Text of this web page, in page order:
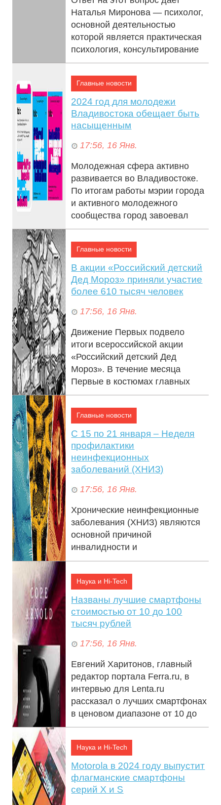
Наталья Миронова — психолог,
основной деятельностью
которой является практическая
психология, консультирование
населения и ...
Главные новости
2024 год для молодежи
Владивостока обещает быть
насыщенным
17:56, 16 Янв.
Молодежная сфера активно
развивается во Владивостоке.
По итогам работы мэрии города
и активного молодежного
сообщества город завоевал
титул Молодежна...
Главные новости
В акции «Российский детский
Дед Мороз» приняли участие
более 610 тысяч человек
17:56, 16 Янв.
Движение Первых подвело
итоги всероссийской акции
«Российский детский Дед
Мороз». В течение месяца
Первые в костюмах главных
новогодних героев поздра...
Главные новости
С 15 по 21 января – Неделя
профилактики
неинфекционных
заболеваний (ХНИЗ)
17:56, 16 Янв.
Хронические неинфекционные
заболевания (ХНИЗ) являются
основной причиной
инвалидности и
преждевременной смертности
населения Российской
Федерации. На...
Наука и Hi-Tech
Названы лучшие смартфоны
стоимостью от 10 до 100
тысяч рублей
17:56, 16 Янв.
Евгений Харитонов, главный
редактор портала Ferra.ru, в
интервью для Lenta.ru
рассказал о лучших смартфонах
в ценовом диапазоне от 10 до
100 тысяч ру...
Наука и Hi-Tech
Motorola в 2024 году выпустит
флагманские смартфоны
серий X и S